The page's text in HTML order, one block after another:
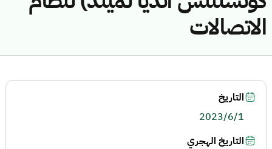
الاتصالات
التاريخ
2023/6/1
التاريخ الهجري